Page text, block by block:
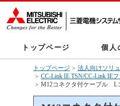
トップページ 個人
トップページ 法人向けソリ
CC-Link IE TSN/CC-Link IE
M12コネクタ付ケーブル L